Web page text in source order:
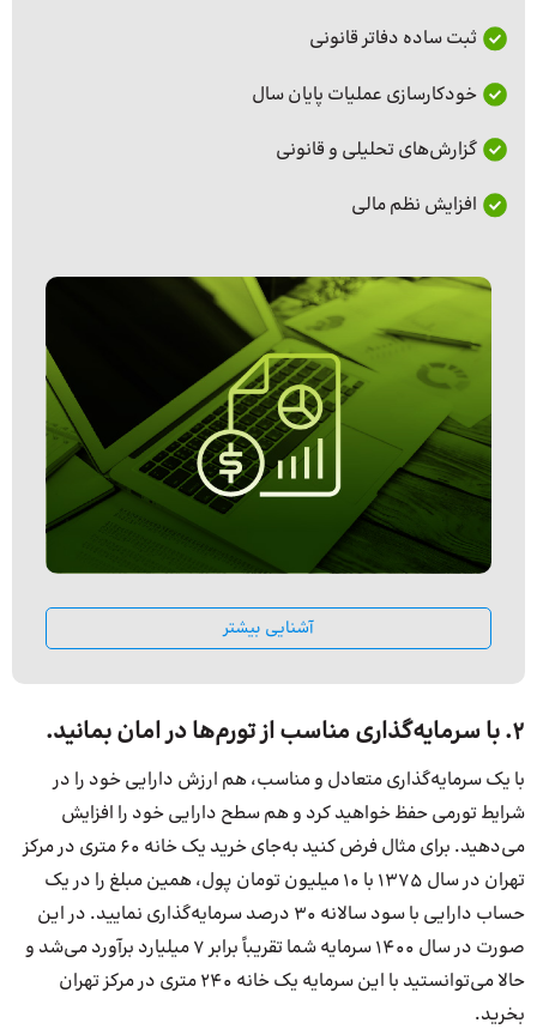
ثبت ساده دفاتر قانونی
خودکارسازی عملیات پایان سال
گزارش‌های تحلیلی و قانونی
افزایش نظم مالی
آشنایی بیشتر
۲. با سرمایه‌گذاری مناسب از تورم‌ها در امان بمانید.
با یک سرمایه‌گذاری متعادل و مناسب، هم ارزش دارایی خود را در
شرایط تورمی حفظ خواهید کرد و هم سطح دارایی خود را افزایش
می‌دهید. برای مثال فرض کنید به‌جای خرید یک خانه ۶۰ متری در مرکز
تهران در سال ۱۳۷۵ با ۱۰ میلیون تومان پول، همین مبلغ را در یک
حساب دارایی با سود سالانه ۳۰ درصد سرمایه‌گذاری نمایید. در این
صورت در سال ۱۴۰۰ سرمایه شما تقریباً برابر ۷ میلیارد برآورد می‌شد و
حالا می‌توانستید با این سرمایه یک خانه ۲۴۰ متری در مرکز تهران
بخرید.